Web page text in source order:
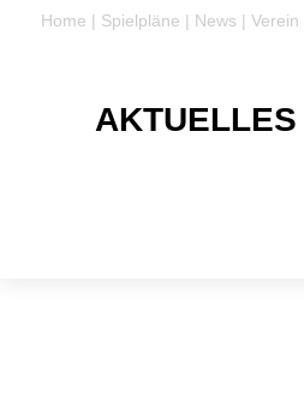
Home | Spielpläne | News | Verein
AKTUELLES